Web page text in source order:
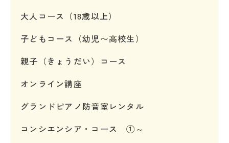
大人コース（18歳以上）
子どもコース（幼児〜高校生）
親子（きょうだい）コース
オンライン講座
グランドピアノ防音室レンタル
コンシエンシア・コース ①～